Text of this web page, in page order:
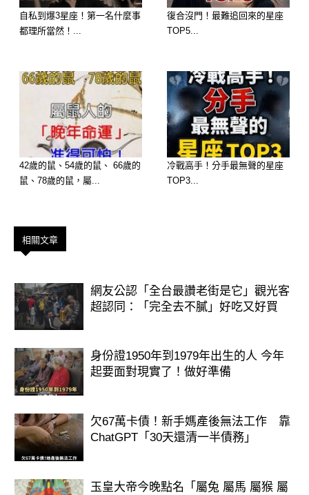
碗湯代表妳「生活品質會大幅提升」。
情變得豁然開朗，這份平靜的幸福會讓
妳的財庫越積越厚。
自私到爆3星座！第一名什麼事
都理所當然！...
復合沒門！最難追回來的星座
TOP5...
42歲的鼠、54歲的鼠、 66歲的
鼠、78歲的鼠，屬...
冷戰高手！分手最無聲的星座
TOP3...
相關文章
網友公認「全台最讚老街是它」觀光客
超認同：「完全去不膩」好吃又好買
身份證1950年到1979年出生的人 今年
起要面對現實了！做好準備
欠67萬卡債！新手媽產後無法工作 靠
ChatGPT「30天還清一半債務」
玉皇大帝今晚點名「屬兔 屬馬 屬猴 屬